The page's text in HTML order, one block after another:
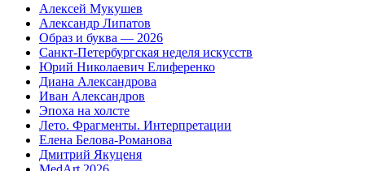
Алексей Мукушев
Александр Липатов
Образ и буква — 2026
Санкт-Петербургская неделя искусств
Юрий Николаевич Елиференко
Диана Александрова
Иван Александров
Эпоха на холсте
Лето. Фрагменты. Интерпретации
Елена Белова-Романова
Дмитрий Якуценя